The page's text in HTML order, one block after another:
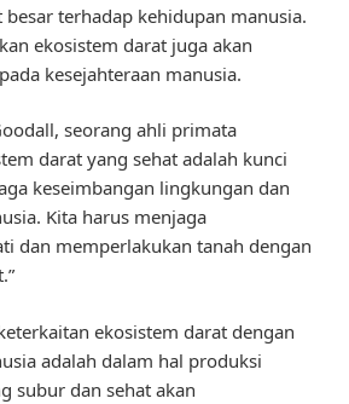
terhadap kehidupan manusia.
ekosistem darat juga akan
kesejahteraan manusia.
seorang ahli primata
darat yang sehat adalah kunci
keseimbangan lingkungan dan
Kita harus menjaga
dan memperlakukan tanah dengan
ekosistem darat dengan
adalah dalam hal produksi
subur dan sehat akan